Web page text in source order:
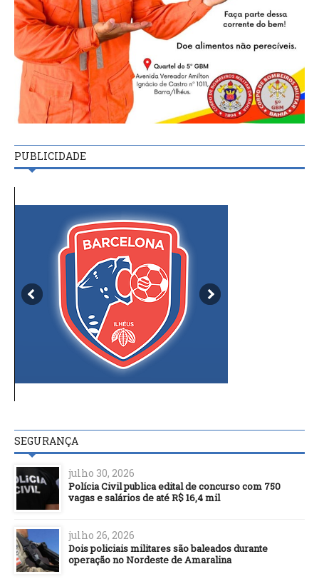
PUBLICIDADE
SEGURANÇA
julho 30, 2026
Polícia Civil publica edital de concurso com 750
vagas e salários de até R$ 16,4 mil
julho 26, 2026
Dois policiais militares são baleados durante
operação no Nordeste de Amaralina